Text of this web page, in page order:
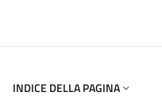
INDICE DELLA PAGINA